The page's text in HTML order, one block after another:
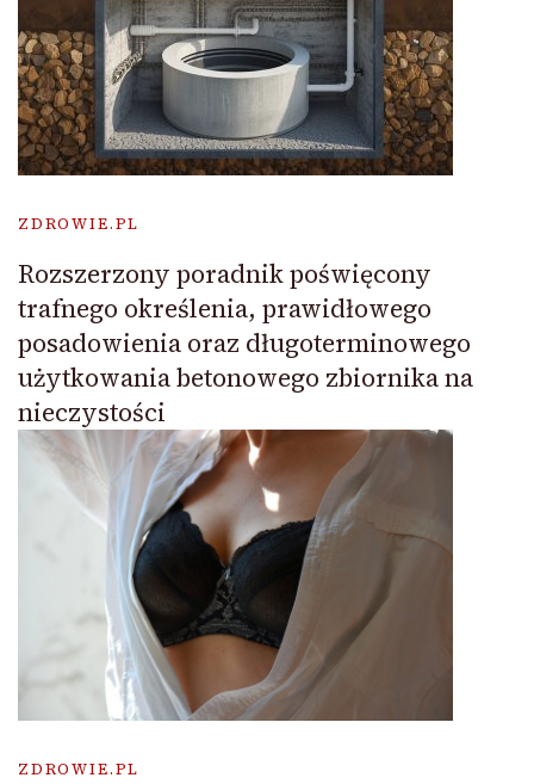
ZDROWIE.PL
Rozszerzony poradnik poświęcony
trafnego określenia, prawidłowego
posadowienia oraz długoterminowego
użytkowania betonowego zbiornika na
nieczystości
ZDROWIE.PL